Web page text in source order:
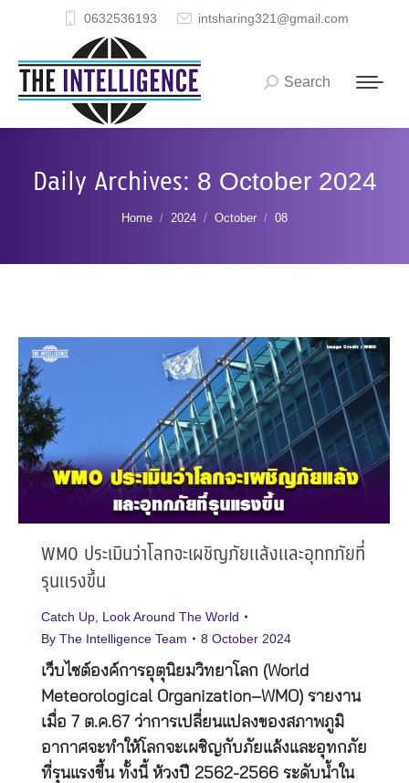
0632536193 intsharing321@gmail.com
Search:
Search
Daily Archives: 8 October 2024
You are here:
Home 2024 October 08
WMO ประเมินว่าโลกจะเผชิญภัยแล้งและอุทกภัยที่
รุนแรงขึ้น
Catch Up Look Around The World
By The Intelligence Team 8 October 2024
เว็บไซต์องค์การอุตุนิยมวิทยาโลก (World
Meteorological Organization–WMO) รายงาน
เมื่อ 7 ต.ค.67 ว่าการเปลี่ยนแปลงของสภาพภูมิ
อากาศจะทำให้โลกจะเผชิญกับภัยแล้งและอุทกภัย
ที่รุนแรงขึ้น ทั้งนี้ ห้วงปี 2562-2566 ระดับน้ำใน